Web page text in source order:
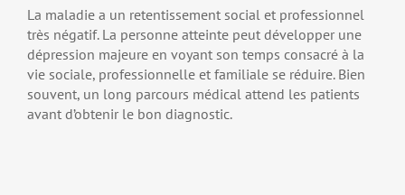
La maladie a un retentissement social et professionnel
très négatif. La personne atteinte peut développer une
dépression majeure en voyant son temps consacré à la
vie sociale, professionnelle et familiale se réduire. Bien
souvent, un long parcours médical attend les patients
avant d’obtenir le bon diagnostic.